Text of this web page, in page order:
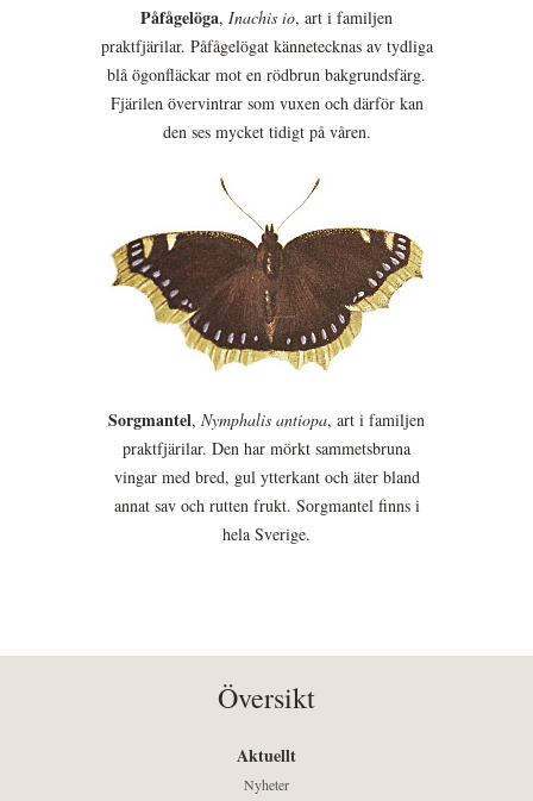
Påfågelöga, Inachis io, art i familjen
praktfjärilar. Påfågelögat kännetecknas av tydliga
blå ögonfläckar mot en rödbrun bakgrundsfärg.
Fjärilen övervintrar som vuxen och därför kan
den ses mycket tidigt på våren.
Sorgmantel, Nymphalis antiopa, art i familjen
praktfjärilar. Den har mörkt sammetsbruna
vingar med bred, gul ytterkant och äter bland
annat sav och rutten frukt. Sorgmantel finns i
hela Sverige.
Översikt
Aktuellt
Nyheter